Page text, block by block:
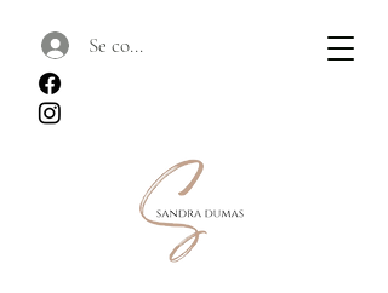
Se connecter